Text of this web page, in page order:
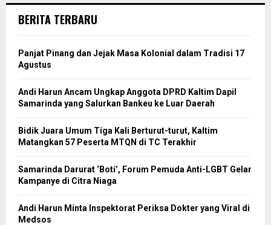
BERITA TERBARU
Panjat Pinang dan Jejak Masa Kolonial dalam Tradisi 17
Agustus
Andi Harun Ancam Ungkap Anggota DPRD Kaltim Dapil
Samarinda yang Salurkan Bankeu ke Luar Daerah
Bidik Juara Umum Tiga Kali Berturut-turut, Kaltim
Matangkan 57 Peserta MTQN di TC Terakhir
Samarinda Darurat ‘Boti’, Forum Pemuda Anti-LGBT Gelar
Kampanye di Citra Niaga
Andi Harun Minta Inspektorat Periksa Dokter yang Viral di
Medsos